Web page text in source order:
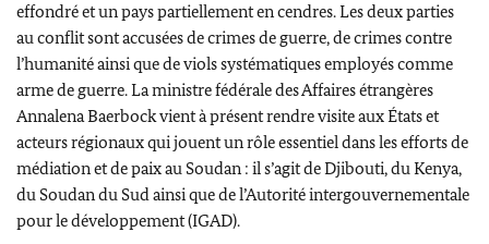
effondré et un pays partiellement en cendres. Les deux parties
au conflit sont accusées de crimes de guerre, de crimes contre
l’humanité ainsi que de viols systématiques employés comme
arme de guerre. La ministre fédérale des Affaires étrangères
Annalena Baerbockvient à présent rendre visite aux États et
acteurs régionaux qui jouent un rôle essentiel dans les efforts de
médiation et de paix au Soudan : il s’agit de Djibouti, du Kenya,
du Soudan du Sud ainsi que de l’Autorité intergouvernementale
pour le développement (IGAD).